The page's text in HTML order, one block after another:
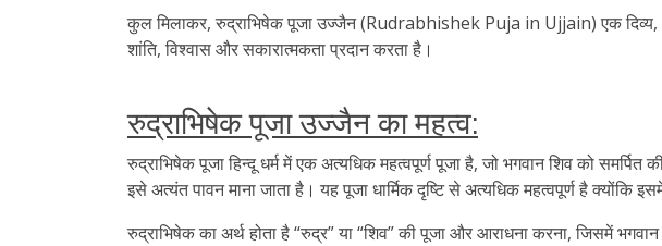
कुल मिलाकर, रुद्राभिषेक पूजा उज्जैन (Rudrabhishek Puja in Ujjain) एक दिव्य,
शांति, विश्वास और सकारात्मकता प्रदान करता है।
रुद्राभिषेक पूजा उज्जैन का महत्व:
रुद्राभिषेक पूजा हिन्दू धर्म में एक अत्यधिक महत्वपूर्ण पूजा है, जो भगवान शिव को
इसे अत्यंत पावन माना जाता है। यह पूजा धार्मिक दृष्टि से अत्यधिक महत्वपूर्ण है क्योंकि
रुद्राभिषेक का अर्थ होता है “रुद्र” या “शिव” की पूजा और आराधना करना, जिसमें